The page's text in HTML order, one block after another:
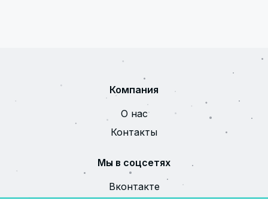
Компания
О нас
Контакты
Мы в соцсетях
Вконтакте